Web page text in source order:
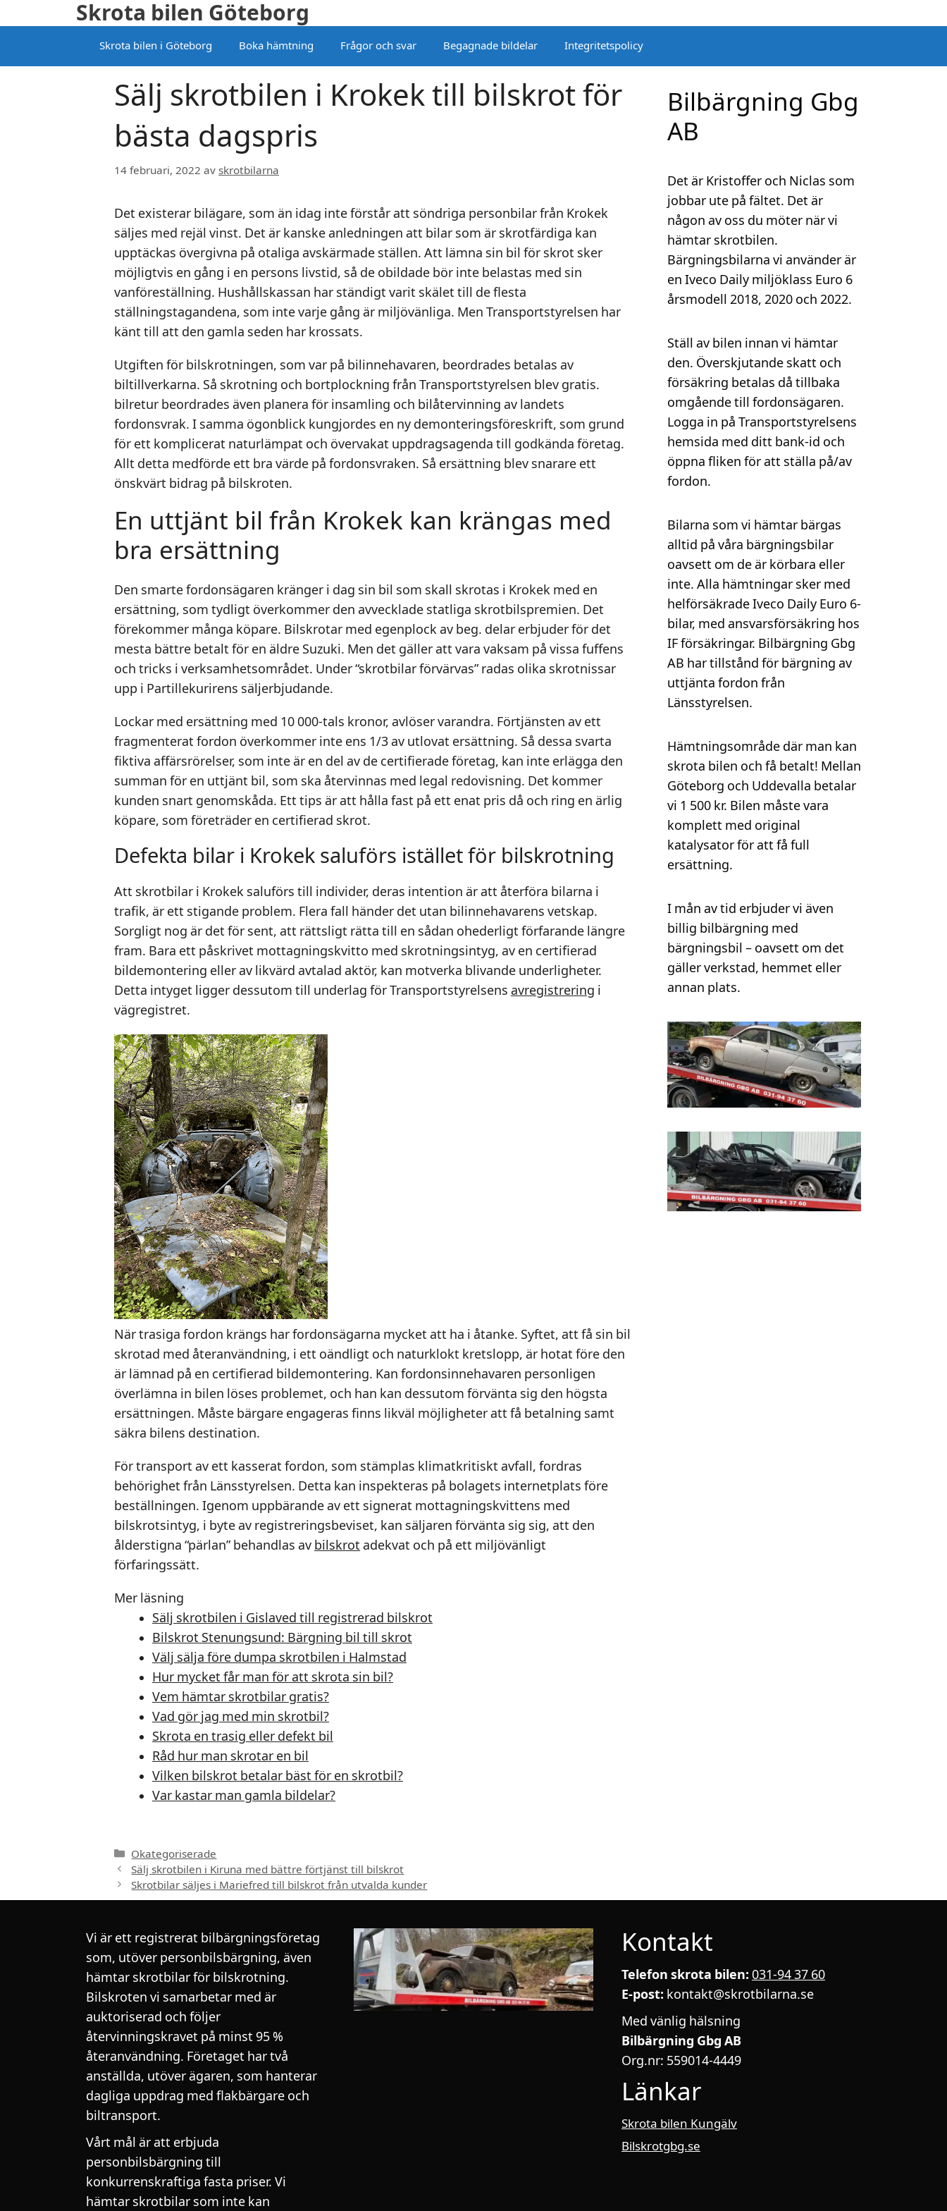
till
Skrota bilen Göteborg
Skrota bilen i Göteborg Boka hämtning Frågor och svar Begagnade bildelar Integritetspolicy
Sälj skrotbilen i Krokek till bilskrot för
bästa dagspris
14 februari, 2022 av skrotbilarna
Det existerar bilägare, som än idag inte förstår att söndriga personbilar från Krokek
säljes med rejäl vinst. Det är kanske anledningen att bilar som är skrotfärdiga kan
upptäckas övergivna på otaliga avskärmade ställen. Att lämna sin bil för skrot sker
möjligtvis en gång i en persons livstid, så de obildade bör inte belastas med sin
vanföreställning. Hushållskassan har ständigt varit skälet till de flesta
ställningstagandena, som inte varje gång är miljövänliga. Men Transportstyrelsen har
känt till att den gamla seden har krossats.
Utgiften för bilskrotningen, som var på bilinnehavaren, beordrades betalas av
biltillverkarna. Så skrotning och bortplockning från Transportstyrelsen blev gratis.
bilretur beordrades även planera för insamling och bilåtervinning av landets
fordonsvrak. I samma ögonblick kungjordes en ny demonteringsföreskrift, som grund
för ett komplicerat naturlämpat och övervakat uppdragsagenda till godkända företag.
Allt detta medförde ett bra värde på fordonsvraken. Så ersättning blev snarare ett
önskvärt bidrag på bilskroten.
En uttjänt bil från Krokek kan krängas med
bra ersättning
Den smarte fordonsägaren kränger i dag sin bil som skall skrotas i Krokek med en
ersättning, som tydligt överkommer den avvecklade statliga skrotbilspremien. Det
förekommer många köpare. Bilskrotar med egenplock av beg. delar erbjuder för det
mesta bättre betalt för en äldre Suzuki. Men det gäller att vara vaksam på vissa fuffens
och tricks i verksamhetsområdet. Under “skrotbilar förvärvas” radas olika skrotnissar
upp i Partillekurirens säljerbjudande.
Lockar med ersättning med 10 000-tals kronor, avlöser varandra. Förtjänsten av ett
fragmenterat fordon överkommer inte ens 1/3 av utlovat ersättning. Så dessa svarta
fiktiva affärsrörelser, som inte är en del av de certifierade företag, kan inte erlägga den
summan för en uttjänt bil, som ska återvinnas med legal redovisning. Det kommer
kunden snart genomskåda. Ett tips är att hålla fast på ett enat pris då och ring en ärlig
köpare, som företräder en certifierad skrot.
Defekta bilar i Krokek saluförs istället för bilskrotning
Att skrotbilar i Krokek saluförs till individer, deras intention är att återföra bilarna i
trafik, är ett stigande problem. Flera fall händer det utan bilinnehavarens vetskap.
Sorgligt nog är det för sent, att rättsligt rätta till en sådan ohederligt förfarande längre
fram. Bara ett påskrivet mottagningskvitto med skrotningsintyg, av en certifierad
bildemontering eller av likvärd avtalad aktör, kan motverka blivande underligheter.
Detta intyget ligger dessutom till underlag för Transportstyrelsens avregistrering i
vägregistret.
När trasiga fordon krängs har fordonsägarna mycket att ha i åtanke. Syftet, att få sin bil
skrotad med återanvändning, i ett oändligt och naturklokt kretslopp, är hotat före den
är lämnad på en certifierad bildemontering. Kan fordonsinnehavaren personligen
överlämna in bilen löses problemet, och han kan dessutom förvänta sig den högsta
ersättningen. Måste bärgare engageras finns likväl möjligheter att få betalning samt
säkra bilens destination.
För transport av ett kasserat fordon, som stämplas klimatkritiskt avfall, fordras
behörighet från Länsstyrelsen. Detta kan inspekteras på bolagets internetplats före
beställningen. Igenom uppbärande av ett signerat mottagningskvittens med
bilskrotsintyg, i byte av registreringsbeviset, kan säljaren förvänta sig sig, att den
ålderstigna “pärlan” behandlas av bilskrot adekvat och på ett miljövänligt
förfaringssätt.
Mer läsning
Sälj skrotbilen i Gislaved till registrerad bilskrot
Bilskrot Stenungsund: Bärgning bil till skrot
Välj sälja före dumpa skrotbilen i Halmstad
Hur mycket får man för att skrota sin bil?
Vem hämtar skrotbilar gratis?
Vad gör jag med min skrotbil?
Skrota en trasig eller defekt bil
Råd hur man skrotar en bil
Vilken bilskrot betalar bäst för en skrotbil?
Var kastar man gamla bildelar?
Kategorier
Okategoriserade
Sälj skrotbilen i Kiruna med bättre förtjänst till bilskrot
Skrotbilar säljes i Mariefred till bilskrot från utvalda kunder
Bilbärgning Gbg
AB
Det är Kristoffer och Niclas som
jobbar ute på fältet. Det är
någon av oss du möter när vi
hämtar skrotbilen.
Bärgningsbilarna vi använder är
en Iveco Daily miljöklass Euro 6
årsmodell 2018, 2020 och 2022.
Ställ av bilen innan vi hämtar
den. Överskjutande skatt och
försäkring betalas då tillbaka
omgående till fordonsägaren.
Logga in på Transportstyrelsens
hemsida med ditt bank-id och
öppna fliken för att ställa på/av
fordon.
Bilarna som vi hämtar bärgas
alltid på våra bärgningsbilar
oavsett om de är körbara eller
inte. Alla hämtningar sker med
helförsäkrade Iveco Daily Euro 6-
bilar, med ansvarsförsäkring hos
IF försäkringar. Bilbärgning Gbg
AB har tillstånd för bärgning av
uttjänta fordon från
Länsstyrelsen.
Hämtningsområde där man kan
skrota bilen och få betalt! Mellan
Göteborg och Uddevalla betalar
vi 1 500 kr. Bilen måste vara
komplett med original
katalysator för att få full
ersättning.
I mån av tid erbjuder vi även
billig bilbärgning med
bärgningsbil – oavsett om det
gäller verkstad, hemmet eller
annan plats.
Vi är ett registrerat bilbärgningsföretag
som, utöver personbilsbärgning, även
hämtar skrotbilar för bilskrotning.
Bilskroten vi samarbetar med är
auktoriserad och följer
återvinningskravet på minst 95 %
återanvändning. Företaget har två
anställda, utöver ägaren, som hanterar
dagliga uppdrag med flakbärgare och
biltransport.
Vårt mål är att erbjuda
personbilsbärgning till
konkurrenskraftiga fasta priser. Vi
hämtar skrotbilar som inte kan
Kontakt
Telefon skrota bilen: 031-94 37 60
E-post: kontakt@skrotbilarna.se
Med vänlig hälsning
Bilbärgning Gbg AB
Org.nr: 559014-4449
Länkar
Skrota bilen Kungälv
Bilskrotgbg.se